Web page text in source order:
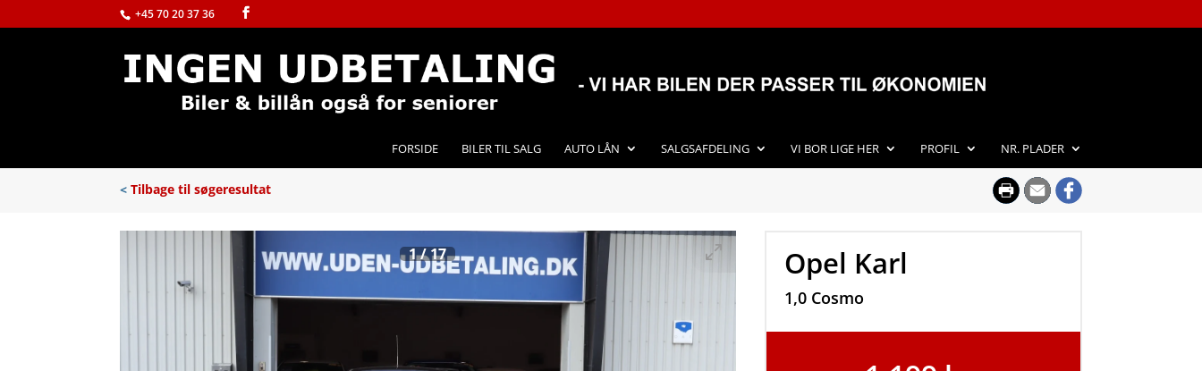
+45 70 20 37 36
FORSIDE BILER TIL SALG AUTO LÅN SALGSAFDELING VI BOR LIGE HER PROFIL NR. PLADER
<Tilbage til søgeresultat
1/17 Opel Karl
1,0 Cosmo